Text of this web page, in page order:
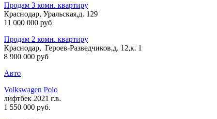
Продам 3 комн. квартиру
Краснодар, Уральская,д. 129
11 000 000 руб
Продам 2 комн. квартиру
Краснодар, Героев-Разведчиков,д. 12,к. 1
8 900 000 руб
Авто
Volkswagen Polo
лифтбек 2021 г.в.
1 550 000 руб.